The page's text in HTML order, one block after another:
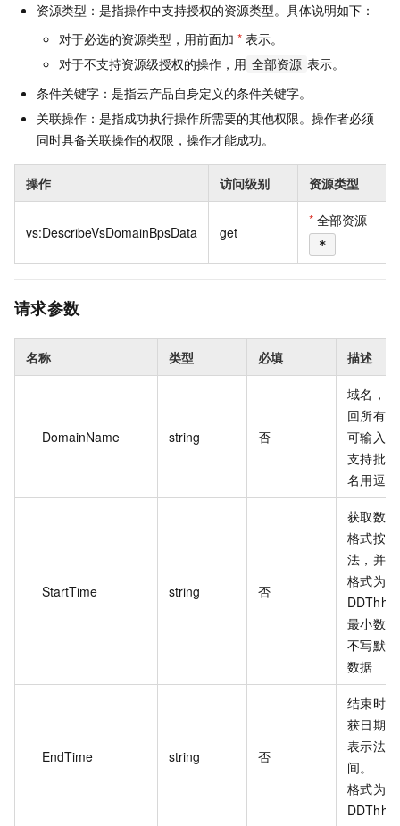
资源类型：是指操作中支持授权的资源类型。具体说明如下：
对于必选的资源类型，用前面加 * 表示。
对于不支持资源级授权的操作，用 全部资源 表示。
条件关键字：是指云产品自身定义的条件关键字。
关联操作：是指成功执行操作所需要的其他权限。操作者必须
同时具备关联操作的权限，操作才能成功。
操作 访问级别 资源类型
vs:DescribeVsDomainBpsData get
* 全部资源
*
请求参数
名称 类型 必填 描述
DomainName string 否
域名，
回所有
可输入
支持批
名用逗
StartTime string 否
获取数
格式按
法，并
格式为
最小数
不写默
数据
EndTime string 否
结束时
获日期
表示法
间。
格式为